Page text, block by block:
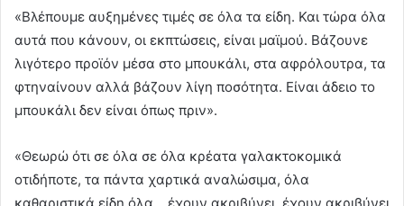
«Βλέπουμε αυξημένες τιμές σε όλα τα είδη. Και τώρα όλα
αυτά που κάνουν, οι εκπτώσεις, είναι μαϊμού. Βάζουνε
λιγότερο προϊόν μέσα στο μπουκάλι, στα αφρόλουτρα, τα
φτηναίνουν αλλά βάζουν λίγη ποσότητα. Είναι άδειο το
μπουκάλι δεν είναι όπως πριν».
«Θεωρώ ότι σε όλα σε όλα κρέατα γαλακτοκομικά
οτιδήποτε, τα πάντα χαρτικά αναλώσιμα, όλα